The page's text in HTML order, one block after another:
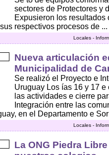
sectores de Protectores y
Expusieron los resultados
respectivos procesos de ...
Locales -
Nueva articulación
Municipalidad de
Se realizó el Proyecto e
Uruguay Los ías 16 y 17
las actividades e cierre
Integración entre las
en el Departamento e
Locales -
La ONG Piedra